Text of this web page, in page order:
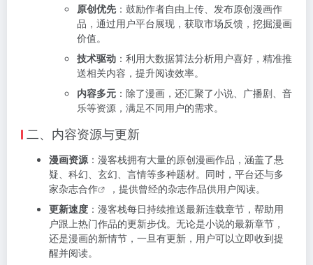
原创优先 ：鼓励作者自由上传、发布原创漫画作
品，通过用户平台展现，获取市场反馈，挖掘漫画
价值。
技术驱动 ：利用大数据算法分析用户喜好，精准推
送相关内容，提升阅读效率。
内容多元 ：除了漫画，还汇聚了小说、广播剧、音
乐等资源，满足不同用户的需求。
二、内容资源与更新
漫画资源 ：漫客栈拥有大量的原创漫画作品，涵盖了悬
疑、科幻、玄幻、言情等多种题材。同时，平台还与多
家杂志合作
，提供曾经的杂志作品供用户阅读。
更新速度 ：漫客栈每日持续推送最新连载章节，帮助用
户跟上热门作品的更新步伐。无论是小说的最新章节，
还是漫画的新情节，一旦有更新，用户可以立即收到提
醒并阅读。